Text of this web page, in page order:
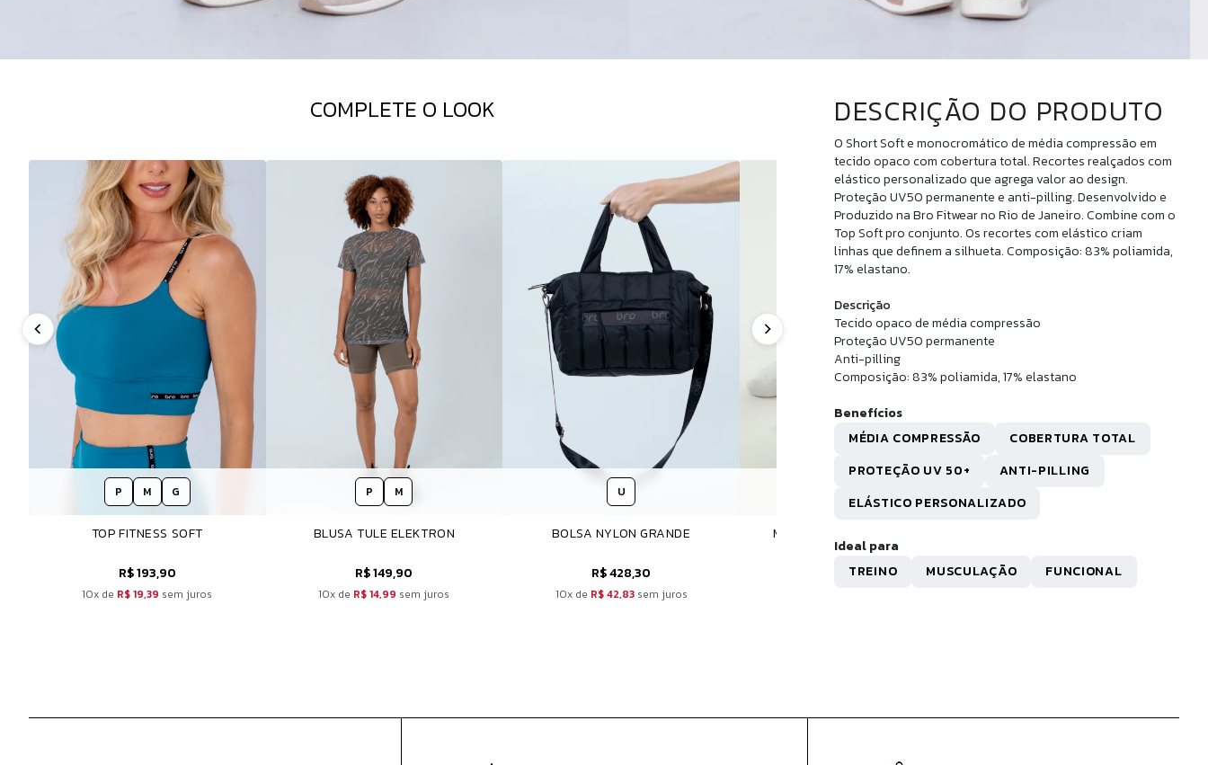
COMPLETE O LOOK
P M G
TOP FITNESS SOFT
R$ 193,90
10x de R$ 19,39 sem juros
P M
BLUSA TULE ELEKTRON
R$ 149,90
10x de R$ 14,99 sem juros
U
BOLSA NYLON GRANDE
R$ 428,30
10x de R$ 42,83sem juros
MEIA CANO MEDIO ALG PIMA
R$ 49,90
DESCRIÇÃO DO PRODUTO
O Short Soft e monocromático de média compressão em
tecido opaco com cobertura total. Recortes realçados com
elástico personalizado que agrega valor ao design.
Proteção UV50 permanente e anti-pilling. Desenvolvido e
Produzido na Bro Fitwear no Rio de Janeiro. Combine com o
Top Soft pro conjunto. Os recortes com elástico criam
linhas que definem a silhueta. Composição: 83% poliamida,
17% elastano.
Descrição
Tecido opaco de média compressão
Proteção UV50 permanente
Anti-pilling
Composição: 83% poliamida, 17% elastano
Benefícios
MÉDIA COMPRESSÃO
COBERTURA TOTAL
PROTEÇÃO UV 50+
ANTI-PILLING
ELÁSTICO PERSONALIZADO
Ideal para
TREINO
MUSCULAÇÃO FUNCIONAL